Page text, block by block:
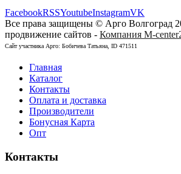
FacebookRSSYoutubeInstagramVK
Все права защищены © Арго Волгоград
продвижение сайтов - Компания M-
Сайт участника Арго: Бобичева Татьяна, ID 471511
Главная
Каталог
Контакты
Оплата и доставка
Производители
Бонусная Карта
Опт
Контакты